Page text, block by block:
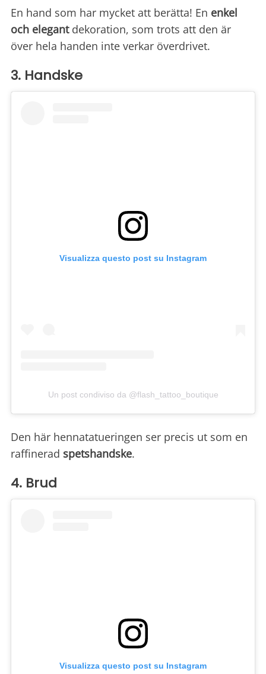
En hand som har mycket att berätta! En enkel
och elegantdekoration, som trots att den är
över hela handen inte verkar överdrivet.
3. Handske
Visualizza questo post su Instagram
Un post condiviso da @flash_tattoo_boutique
Den här hennatatueringen ser precis ut som en
raffinerad spetshandske.
4. Brud
Visualizza questo post su Instagram